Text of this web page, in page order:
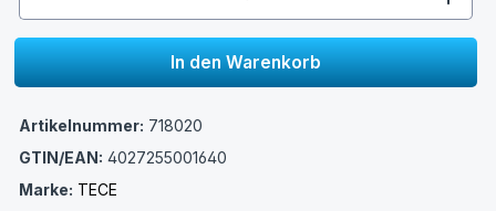
In den Warenkorb
Artikelnummer: 718020
GTIN/EAN: 4027255001640
Marke: TECE